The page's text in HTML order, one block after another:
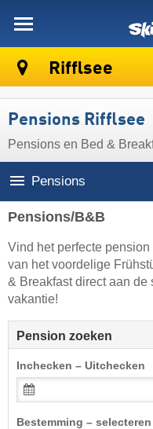
Rifflsee
Pensions Rifflsee
Pensions en Bed &
Pensions
Pensions/B&B
Vind het perfecte
van het voordelige
& Breakfast direct aan
vakantie!
Pension zoeken
Inchecken – Uitchecken
Bestemming – selecteren